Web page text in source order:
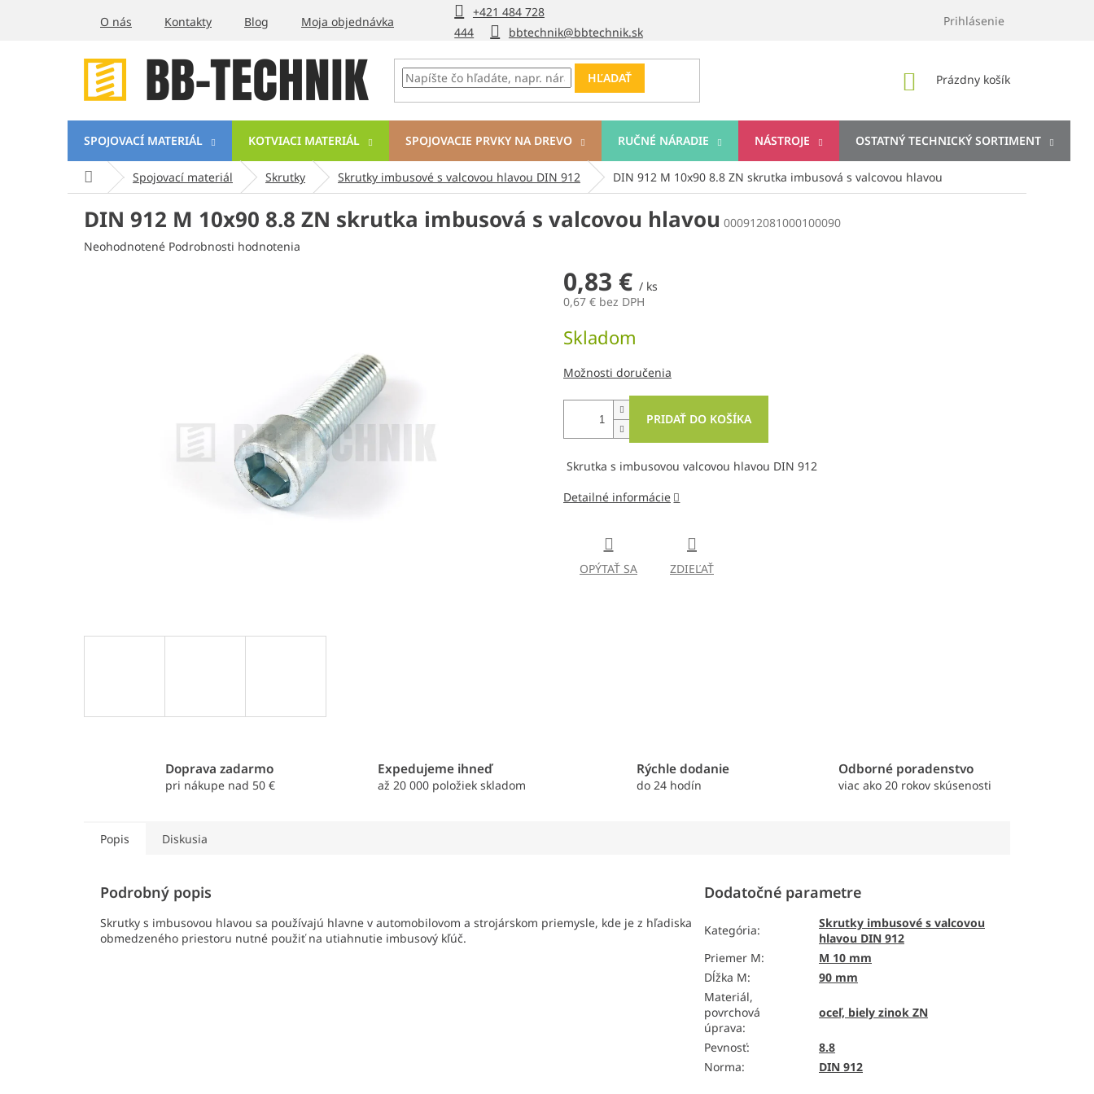
+421 484 728
444
bbtechnik@bbtechnik.sk
O nás Kontakty Blog Moja objednávka Prihlásenie
HĽADAŤ
NÁKUPNÝ
Prázdny košík
SPOJOVACÍ MATERIÁL KOTVIACI MATERIÁL SPOJOVACIE PRVKY NA DREVO RUČNÉ NÁRADIE NÁSTROJE OSTATNÝ TECHNICKÝ SORTIMENT
DomovSpojovací materiál Skrutky Skrutky imbusové s valcovou hlavou DIN 912 DIN 912 M 10x90 8.8 ZN skrutka imbusová s valcovou hlavou
DIN 912 M 10x90 8.8 ZN skrutka imbusová s valcovou hlavou 000912081000100090
Priemerné
Neohodnotené Podrobnosti hodnotenia
0,83 € / ks
0,67 € bez DPH
cena:
Skladom
Možnosti doručenia
PRIDAŤ DO KOŠÍKA
Skrutka s imbusovou valcovou hlavou DIN 912
Detailné informácie
OPÝTAŤ SA ZDIEĽAŤ
Doprava zadarmo
pri nákupe nad 50 €
Expedujeme ihneď
až 20 000 položiek skladom
Rýchle dodanie
do 24 hodín
Odborné poradenstvo
viac ako 20 rokov skúsenosti
Popis Diskusia
Podrobný popis
Skrutky s imbusovou hlavou sa používajú hlavne v automobilovom a strojárskom priemysle, kde je z hľadiska
obmedzeného priestoru nutné použiť na utiahnutie imbusový kľúč.
Dodatočné parametre
Kategória:
Skrutky imbusové s valcovou
hlavou DIN 912
Priemer M:
M 10 mm
Dĺžka M:
90 mm
Materiál,
povrchová
úprava:
oceľ, biely zinok ZN
Pevnosť:
8.8
Norma: DIN 912